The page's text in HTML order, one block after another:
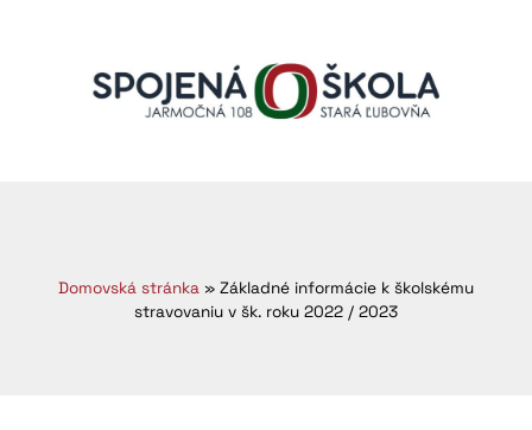
Domovská stránka » Základné informácie k školskému
stravovaniu v šk. roku 2022 / 2023